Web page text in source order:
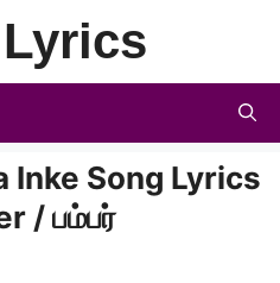
Inke Song Lyrics
/ பம்பர்